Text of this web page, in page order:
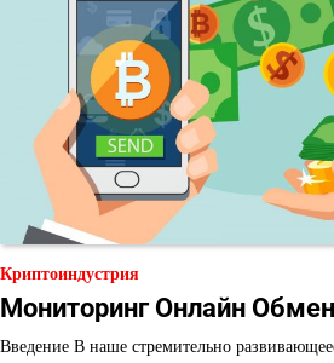
Криптоиндустрия
Мониторинг Онлайн
Введение В наше стремительно